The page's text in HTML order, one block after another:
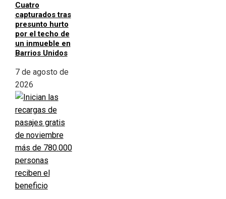
Cuatro
capturados tras
presunto hurto
por el techo de
un inmueble en
Barrios Unidos
7 de agosto de
2026